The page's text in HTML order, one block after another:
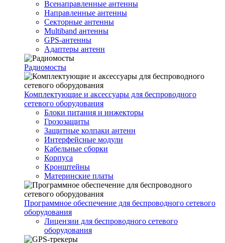
Всенаправленные антенны
Направленные антенны
Секторные антенны
Multiband антенны
GPS-антенны
Адаптеры антенн
Радиомосты
Комплектующие и аксессуары для беспроводного
сетевого оборудования
Блоки питания и инжекторы
Грозозащиты
Защитные колпаки антенн
Интерфейсные модули
Кабельные сборки
Корпуса
Кронштейны
Материнские платы
Программное обеспечение для беспроводного сетевого
оборудования
Лицензии для беспроводного сетевого
оборудования